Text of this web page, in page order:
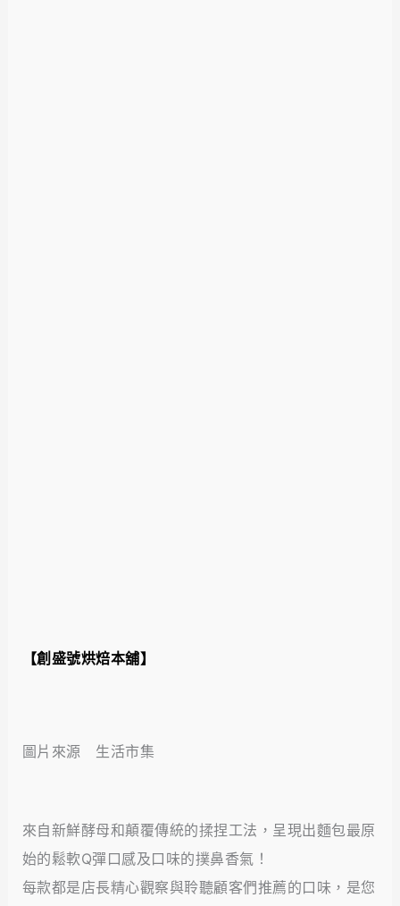
【創盛號烘焙本舖】
圖片來源 生活市集
來自新鮮酵母和顛覆傳統的揉捏工法，呈現出麵包最原
始的鬆軟Q彈口感及口味的撲鼻香氣！
每款都是店長精心觀察與聆聽顧客們推薦的口味，是您